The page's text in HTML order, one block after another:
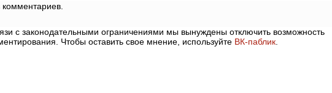
комментариев.
с законодательными ограничениями мы вынуждены отключить возможность
Чтобы оставить свое мнение, используйте ВК-паблик